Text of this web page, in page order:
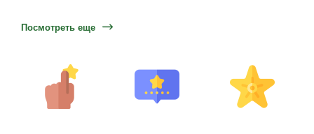
Посмотреть еще